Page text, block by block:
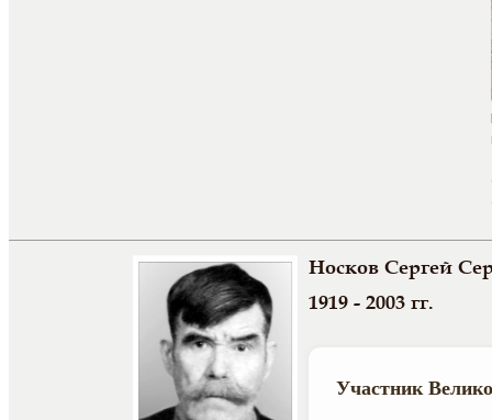
Носков Сергей
1919 - 2003 гг.
Участник